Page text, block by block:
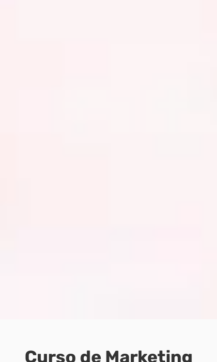
Curso de Marketing